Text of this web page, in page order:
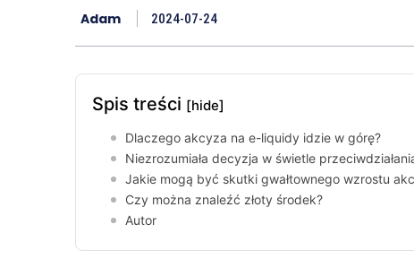
Adam 2024-07-24
Spis treści [hide]
Dlaczego akcyza na e-liquidy idzie w górę?
Niezrozumiała decyzja w świetle
Jakie mogą być skutki gwałtownego wzrostu
Czy można znaleźć złoty środek?
Autor